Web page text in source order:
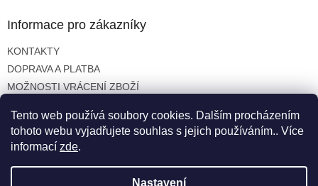
Tento web používá soubory cookies. Dalším procházením
tohoto webu vyjadřujete souhlas s jejich používáním.. Více
informací zde.
Nastavení
Informace pro zákazníky
KONTAKTY
DOPRAVA A PLATBA
MOŽNOSTI VRÁCENÍ ZBOŽÍ
OCHRANA OSOBNÍCH ÚDAJŮ